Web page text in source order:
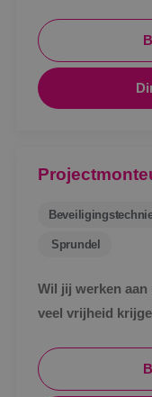
Sprundel
Wil jij werken
veel vrijheid